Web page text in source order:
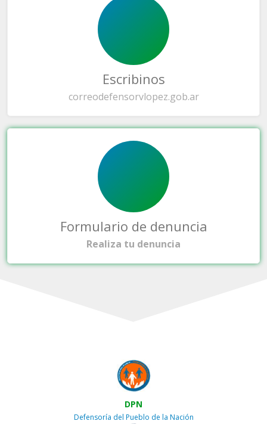
Escribinos
correodefensorvlopez.gob.ar
Formulario de denuncia
Realiza tu denuncia
DPN
Defensoría del Pueblo de la Nación